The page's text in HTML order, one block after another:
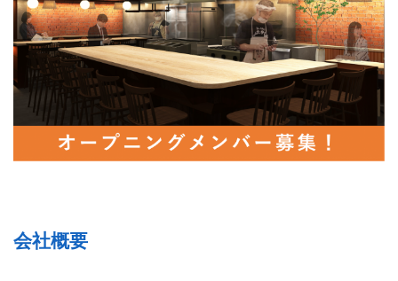
会社概要